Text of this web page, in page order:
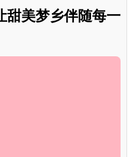
甜美梦乡伴随每一